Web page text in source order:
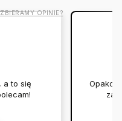
OPINIE?
a to się